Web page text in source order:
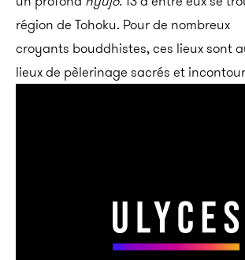
région de Tohoku. Pour de nombreux
croyants bouddhistes, ces lieux sont
lieux de pèlerinage sacrés et